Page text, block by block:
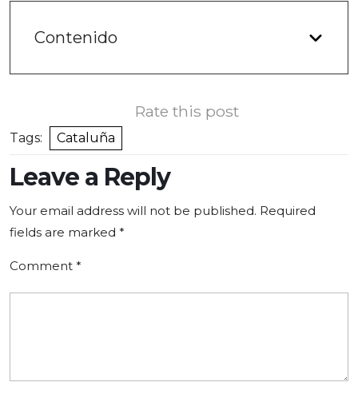
Contenido
Rate this post
Tags: Cataluña
Leave a Reply
Your email address will not be published. Required
fields are marked *
Comment *